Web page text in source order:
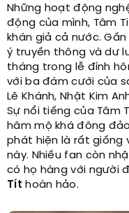
Những hoạt động
động của mình, Tâm
khán giả cả nước.
ý truyền thông và dư
tháng trong lễ đính
với ba đám cưới của
Lê Khánh, Nhật Kim
Sự nổi tiếng của Tâm
hâm mộ khá đông
phát hiện là rất giống
này. Nhiều fan còn
có họ hàng với người
Tít hoàn hảo.